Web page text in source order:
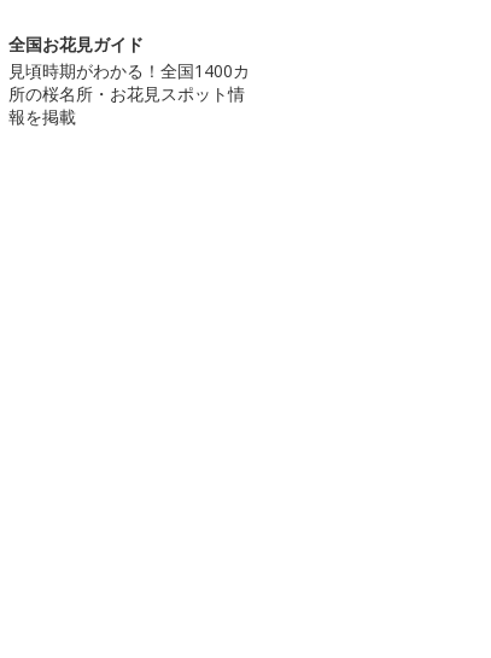
全国お花見ガイド
見頃時期がわかる！全国1400カ
所の桜名所・お花見スポット情
報を掲載